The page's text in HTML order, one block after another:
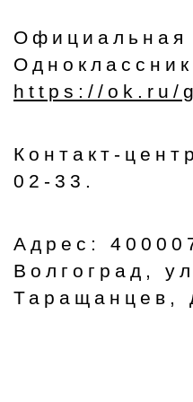
Официальная
https://ok.ru/
Контакт-
02-33.
Адрес:
Волгоград,
Таращанцев,